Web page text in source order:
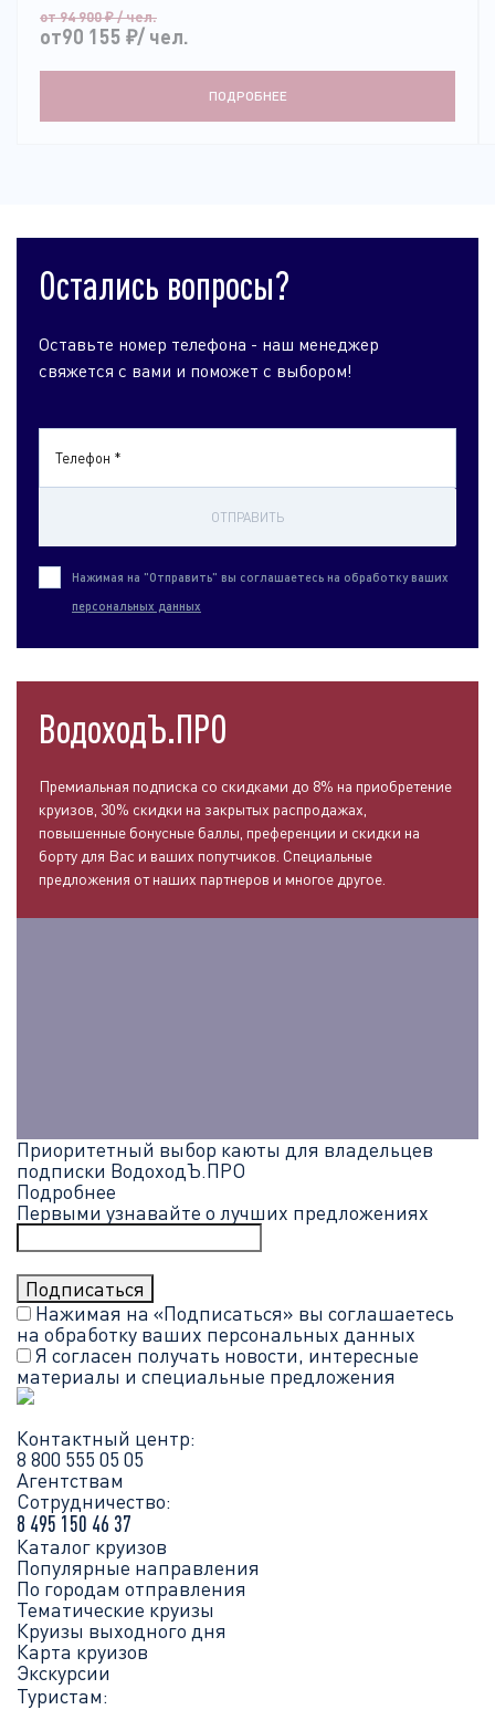
от 94 900₽/ чел.
от90 155 ₽/ чел.
ПОДРОБНЕЕ
Остались вопросы?
Оставьте номер телефона - наш менеджер
свяжется с вами и поможет с выбором!
Телефон *
ОТПРАВИТЬ
Нажимая на "Отправить" вы соглашаетесь на обработку ваших
персональных данных
ВодоходЪ.ПРО
Премиальная подписка со скидками до 8% на приобретение
круизов, 30% скидки на закрытых распродажах,
повышенные бонусные баллы, преференции и скидки на
борту для Вас и ваших попутчиков. Специальные
предложения от наших партнеров и многое другое.
Приоритетный выбор каюты для владельцев
подписки ВодоходЪ.ПРО
Подробнее
Первыми узнавайте о лучших предложениях
Нажимая на «Подписаться» вы соглашаетесь
на обработку ваших персональных данных
Я согласен получать новости, интересные
материалы и специальные предложения
Контактный центр:
8 800 555 05 05
Агентствам
Сотрудничество:
8 495 150 46 37
Каталог круизов
Популярные направления
По городам отправления
Тематические круизы
Круизы выходного дня
Карта круизов
Экскурсии
Туристам: